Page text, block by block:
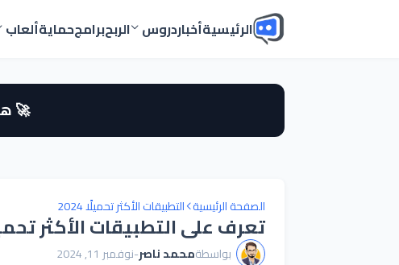
الرئيسيةأخباردروس الربحبرامجحمايةألعاب
🚀
الصفحة الرئيسية التطبيقات الأكثر تحميلًا 2024
تعرف على التطبيقات الأكثر تحميلًا
بواسطةمحمد ناصر-نوفمبر 11, 2024